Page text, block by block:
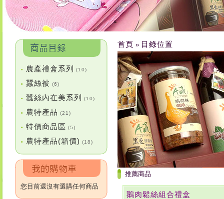
• 農產禮盒系列 (10)
• 蠶絲被 (6)
• 蠶絲內在美系列 (10)
• 農特產品 (21)
• 特價商品區 (5)
• 農特產品(箱價) (18)
您目前還沒有選購任何商品
首頁 » 目錄位置
推薦商品
鵝肉鬆絲組合禮盒